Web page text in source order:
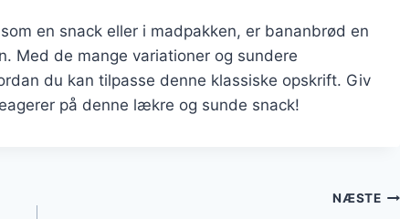
en snack eller i madpakken, er bananbrød en
Med de mange variationer og sundere
du kan tilpasse denne klassiske opskrift. Giv
på denne lækre og sunde snack!
NÆSTE